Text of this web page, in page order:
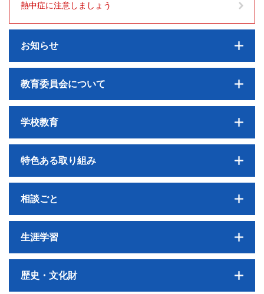
熱中症に注意しましょう
お知らせ
教育委員会について
学校教育
特色ある取り組み
相談ごと
生涯学習
歴史・文化財